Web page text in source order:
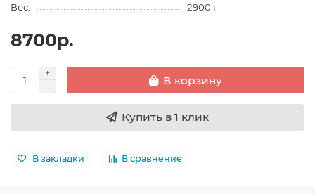
Вес:
2900 г
8700р.
В корзину
Купить в 1 клик
В закладки В сравнение